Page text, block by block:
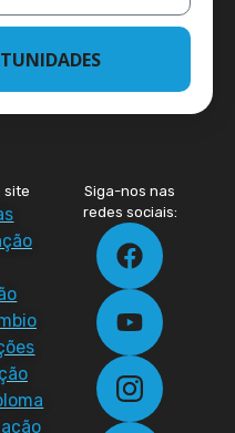
site
Siga-nos nas
redes sociais: